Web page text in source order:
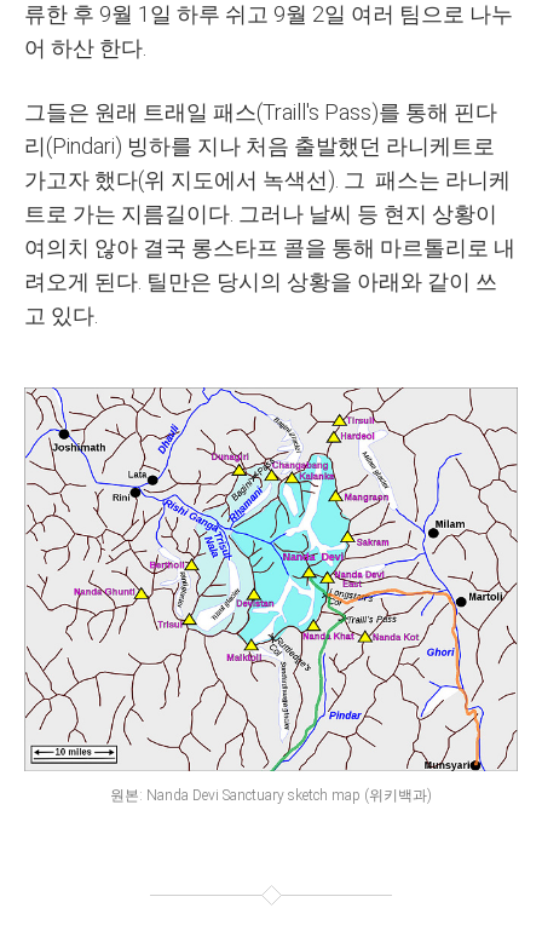
류한 후 9월 1일 하루 쉬고 9월 2일 여러 팀으로 나누
어 하산 한다.
그들은 원래 트래일 패스(Traill's Pass)를 통해 핀다
리(Pindari) 빙하를 지나 처음 출발했던 라니케트로
가고자 했다(위 지도에서 녹색선). 그 패스는 라니케
트로 가는 지름길이다. 그러나 날씨 등 현지 상황이
여의치 않아 결국 롱스타프 콜을 통해 마르톨리로 내
려오게 된다. 틸만은 당시의 상황을 아래와 같이 쓰
고 있다.
원본: Nanda Devi Sanctuary sketch map (위키백과)